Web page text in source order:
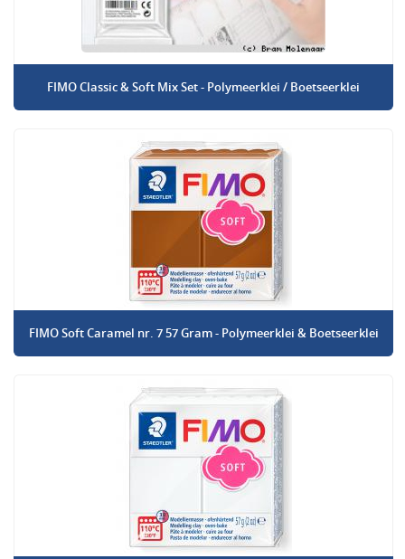
FIMO Classic & Soft Mix Set - Polymeerklei / Boetseerklei
FIMO Soft Caramel nr. 7 57 Gram - Polymeerklei & Boetseerklei